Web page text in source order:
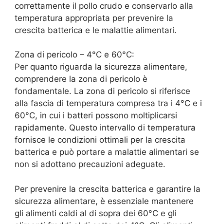
correttamente il pollo crudo e conservarlo alla
temperatura appropriata per prevenire la
crescita batterica e le malattie alimentari.
Zona di pericolo – 4°C e 60°C:
Per quanto riguarda la sicurezza alimentare,
comprendere la zona di pericolo è
fondamentale. La zona di pericolo si riferisce
alla fascia di temperatura compresa tra i 4°C e i
60°C, in cui i batteri possono moltiplicarsi
rapidamente. Questo intervallo di temperatura
fornisce le condizioni ottimali per la crescita
batterica e può portare a malattie alimentari se
non si adottano precauzioni adeguate.
Per prevenire la crescita batterica e garantire la
sicurezza alimentare, è essenziale mantenere
gli alimenti caldi al di sopra dei 60°C e gli